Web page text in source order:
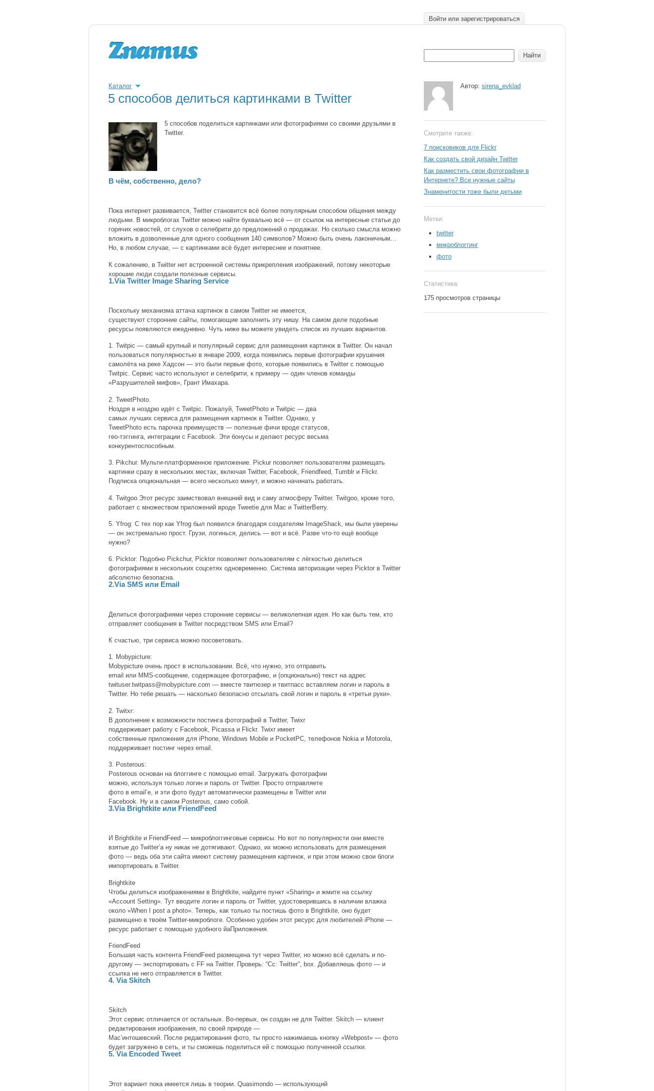
Войти или зарегистрироваться
Каталог
5 способов делиться картинками в Twitter
5 способов поделиться картинками или фотографиями со своими друзьями в
Twitter.
В чём, собственно, дело?
Пока интернет развивается, Twitter становится всё более популярным способом общения между
людьми. В микроблогах Twitter можно найти буквально всё — от ссылок на интересные статьи до
горячих новостей, от слухов о селебрити до предложений о продажах. Но сколько смысла можно
вложить в дозволенные для одного сообщения 140 символов? Можно быть очень лаконичным…
Но, в любом случае, — с картинками всё будет интереснее и понятнее.
К сожалению, в Twitter нет встроенной системы прикрепления изображений, потому некоторые
хорошие люди создали полезные сервисы.
1.Via Twitter Image Sharing Service
Поскольку механизма аттача картинок в самом Twitter не имеется,
существуют сторонние сайты, помогающие заполнить эту нишу. На самом деле подобные
ресурсы появляются ежедневно. Чуть ниже вы можете увидеть список из лучших вариантов.
1. Twitpic — самый крупный и популярный сервис для размещения картинок в Twitter. Он начал
пользоваться популярностью в январе 2009, когда появились первые фотографии крушения
самолёта на реке Хадсон — это были первые фото, которые появились в Twitter с помощью
Twitpic. Сервис часто используют и селебрити, к примеру — один членов команды
«Разрушителей мифов», Грант Имахара.
2. TweetPhoto.
Ноздря в ноздрю идёт с Twitpic. Пожалуй, TweetPhoto и Twitpic — два
самых лучших сервиса для размещения картинок в Twitter. Однако, у
TweetPhoto есть парочка преимуществ — полезные фичи вроде статусов,
гео-тэггинга, интеграции с Facebook. Эти бонусы и делают ресурс весьма
конкурентоспособным.
3. Pikchur. Мульти-платформенное приложение. Pickur позволяет пользователям размещать
картинки сразу в нескольких местах, включая Twitter, Facebook, Friendfeed, Tumblr и Flickr.
Подписка опциональная — всего несколько минут, и можно начинать работать.
4. Twitgoo Этот ресурс заимствовал внешний вид и саму атмосферу Twitter. Twitgoo, кроме того,
работает с множеством приложений вроде Tweetie для Mac и TwitterBerry.
5. Yfrog: С тех пор как Yfrog был появился благодаря создателям ImageShack, мы были уверены
— он экстремально прост. Грузи, логинься, делись — вот и всё. Разве что-то ещё вообще
нужно?
6. Picktor: Подобно Pickchur, Picktor позволяет пользователям с лёгкостью делиться
фотографиями в нескольких соцсетях одновременно. Система авторизации через Picktor в Twitter
абсолютно безопасна.
2.Via SMS или Email
Делиться фотографиями через сторонние сервисы — великолепная идея. Но как быть тем, кто
отправляет сообщения в Twitter посредством SMS или Email?
К счастью, три сервиса можно посоветовать.
1. Mobypicture:
Mobypicture очень прост в использовании. Всё, что нужно, это отправить
email или MMS-сообщение, содержащее фотографию, и (опционально) текст на адрес
twituser.twitpass@mobypicture.com — вместе твитюзер и твитпасс вставляем логин и пароль в
Twitter. Но тебе решать — насколько безопасно отсылать свой логин и пароль в «третьи руки».
2. Twitxr:
В дополнение к возможности постинга фотографий в Twitter, Twixr
поддерживает работу с Facebook, Picassa и Flickr. Twixr имеет
собственные приложения для iPhone, Windows Mobile и PocketPC, телефонов Nokia и Motorola,
поддерживает постинг через email.
3. Posterous:
Posterous основан на блоггинге с помощью email. Загружать фотографии
можно, используя только логин и пароль от Twitter. Просто отправляете
фото в email’e, и эти фото будут автоматически размещены в Twitter или
Facebook. Ну и в самом Posterous, само собой.
3.Via Brightkite или FriendFeed
И Brightkite и FriendFeed — микроблоггинговые сервисы. Но вот по популярности они вместе
взятые до Twitter’a ну никак не дотягивают. Однако, их можно использовать для размещения
фото — ведь оба эти сайта имеют систему размещения картинок, и при этом можно свои блоги
импортировать в Twitter.
Brightkite
Чтобы делиться изображениями в Brightkite, найдите пункт «Sharing» и жмите на ссылку
«Account Setting». Тут вводите логин и пароль от Twitter, удостоверившись в наличии влажка
около «When I post a photo». Теперь, как только ты постишь фото в Brightkite, оно будет
размещено в твоём Twitter-микроблоге. Особенно удобен этот ресурс для любителей iPhone —
ресурс работает с помощью удобного йаПриложения.
FriendFeed
Большая часть контента FriendFeed размещена тут через Twitter, но можно всё сделать и по-
другому — экспортировать с FF на Twitter. Проверь: “Cc: Twitter”, box. Добавляешь фото — и
ссылка не него отправляется в Twitter.
4. Via Skitch
Skitch
Этот сервис отличается от остальных. Во-первых, он создан не для Twitter. Skitch — клиент
редактирования изображения, по своей природе —
Mac’интошевский. После редактирования фото, ты просто нажимаешь кнопку «Webpost» — фото
будет загружено в сеть, и ты сможешь поделиться ей с помощью полученной ссылки.
5. Via Encoded Tweet
Этот вариант пока имеется лишь в теории. Quasimondo — использующий
Автор: sirena_evklad
Смотрите также:
7 поисковиков для Flickr
Как создать свой дизайн Twitter
Как разместить свои фотографии в
Интернете? Все нужные сайты
Знаменитости тоже были детьми
Метки:
twitter
микроблоггинг
фото
Статистика:
175 просмотров страницы